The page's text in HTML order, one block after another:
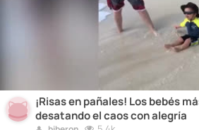
¡Risas en pañales! Los bebés
desatando el caos con alegría